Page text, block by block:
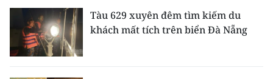
Tàu 629 xuyên đêm tìm kiếm du
khách mất tích trên biển Đà Nẵng